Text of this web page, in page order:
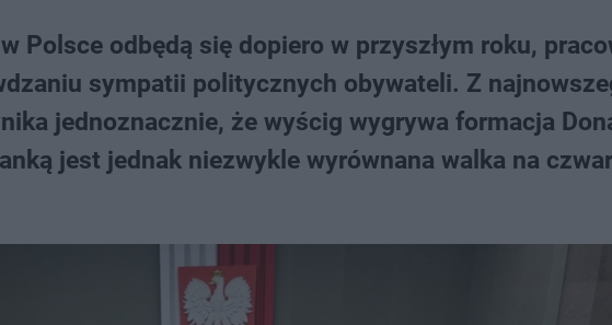
Polsce odbędą się dopiero w przyszłym roku,
sympatii politycznych obywateli. Z
jednoznacznie, że wyścig wygrywa formacja
jest jednak niezwykle wyrównana walka na